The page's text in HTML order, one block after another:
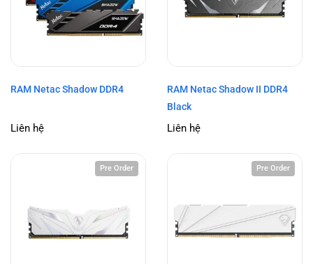
RAM Netac Shadow DDR4
Liên hệ
RAM Netac Shadow II DDR4
Black
Liên hệ
Pre Order Pre Order